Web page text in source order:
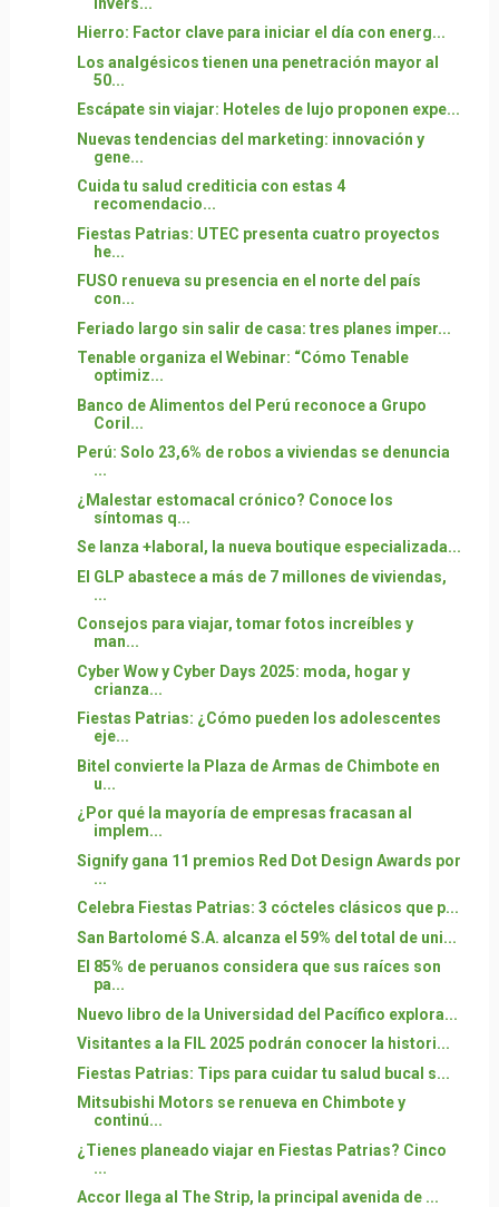
Hierro: Factor clave para iniciar el día con energ...
Los analgésicos tienen una penetración mayor al
50...
Escápate sin viajar: Hoteles de lujo proponen expe...
Nuevas tendencias del marketing: innovación y
gene...
Cuida tu salud crediticia con estas 4
recomendacio...
Fiestas Patrias: UTEC presenta cuatro proyectos
he...
FUSO renueva su presencia en el norte del país
con...
Feriado largo sin salir de casa: tres planes imper...
Tenable organiza el Webinar: “Cómo Tenable
optimiz...
Banco de Alimentos del Perú reconoce a Grupo
Coril...
Perú: Solo 23,6% de robos a viviendas se denuncia
...
¿Malestar estomacal crónico? Conoce los
síntomas q...
Se lanza +laboral, la nueva boutique especializada...
El GLP abastece a más de 7 millones de viviendas,
...
Consejos para viajar, tomar fotos increíbles y
man...
Cyber Wow y Cyber Days 2025: moda, hogar y
crianza...
Fiestas Patrias: ¿Cómo pueden los adolescentes
eje...
Bitel convierte la Plaza de Armas de Chimbote en
u...
¿Por qué la mayoría de empresas fracasan al
implem...
Signify gana 11 premios Red Dot Design Awards por
...
Celebra Fiestas Patrias: 3 cócteles clásicos que p...
San Bartolomé S.A. alcanza el 59% del total de uni...
El 85% de peruanos considera que sus raíces son
pa...
Nuevo libro de la Universidad del Pacífico explora...
Visitantes a la FIL 2025 podrán conocer la histori...
Fiestas Patrias: Tips para cuidar tu salud bucal s...
Mitsubishi Motors se renueva en Chimbote y
continú...
¿Tienes planeado viajar en Fiestas Patrias? Cinco
...
Accor llega al The Strip, la principal avenida de ...